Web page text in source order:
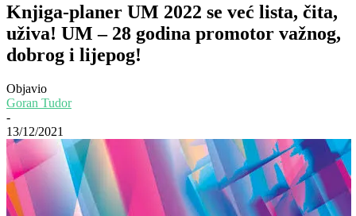
Knjiga-planer UM 2022 se već lista, čita,
uživa! UM – 28 godina promotor važnog,
dobrog i lijepog!
Objavio
Goran Tudor
-
13/12/2021